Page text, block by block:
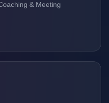
& Meeting